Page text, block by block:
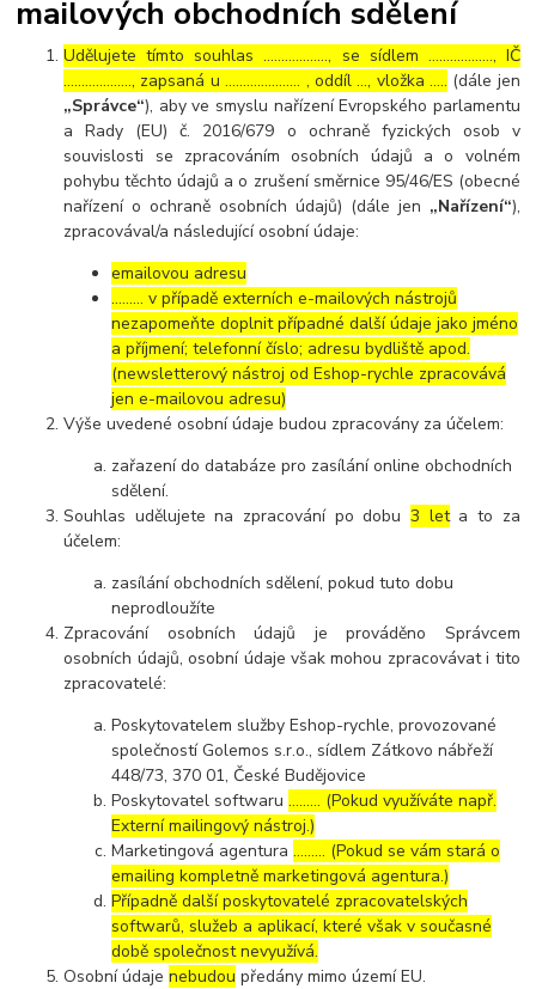
mailových obchodních sdělení
Udělujete tímto souhlas ……………..., se sídlem ………………, IČ
………………., zapsaná u ………………… , oddíl …, vložka ….. (dále jen
„Správce“), aby ve smyslu nařízení Evropského parlamentu
a Rady (EU) č. 2016/679 o ochraně fyzických osob v
souvislosti se zpracováním osobních údajů a o volném
pohybu těchto údajů a o zrušení směrnice 95/46/ES (obecné
nařízení o ochraně osobních údajů) (dále jen „Nařízení“),
zpracovával/a následující osobní údaje:
emailovou adresu
……… v případě externích e-mailových nástrojů
nezapomeňte doplnit případné další údaje jako jméno
a příjmení; telefonní číslo; adresu bydliště apod.
(newsletterový nástroj od Eshop-rychle zpracovává
jen e-mailovou adresu)
Výše uvedené osobní údaje budou zpracovány za účelem:
zařazení do databáze pro zasílání online obchodních
sdělení.
Souhlas udělujete na zpracování po dobu3 leta to za
účelem:
zasílání obchodních sdělení, pokud tuto dobu
neprodloužíte
Zpracování osobních údajů je prováděno Správcem
osobních údajů, osobní údaje však mohou zpracovávat i tito
zpracovatelé:
Poskytovatelem služby Eshop-rychle, provozované
společností Golemos s.r.o., sídlem Zátkovo nábřeží
448/73, 370 01, České Budějovice
Poskytovatel softwaru……… (Pokud využíváte např.
Externí mailingový nástroj.)
Marketingová agentura……… (Pokud se vám stará o
emailing kompletně marketingová agentura.)
Případně další poskytovatelé zpracovatelských
softwarů, služeb a aplikací, které však v současné
době společnost nevyužívá.
Osobní údajenebudou předány mimo území EU.